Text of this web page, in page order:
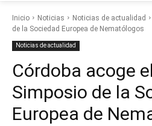
Inicio Noticias Noticias de actualidad
de la Sociedad Europea de Nematólogos
Noticias de actualidad
Córdoba acoge
Simposio de la
Europea de